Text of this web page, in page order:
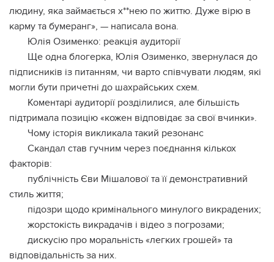
людину, яка займається х**нею по життю. Дуже вірю в
карму та бумеранг», — написала вона.
Юлія Озименко: реакція аудиторії
Ще одна блогерка, Юлія Озименко, звернулася до
підписників із питанням, чи варто співчувати людям, які
могли бути причетні до шахрайських схем.
Коментарі аудиторії розділилися, але більшість
підтримала позицію «кожен відповідає за свої вчинки».
Чому історія викликала такий резонанс
Скандал став гучним через поєднання кількох
факторів:
публічність Єви Мішалової та її демонстративний
стиль життя;
підозри щодо кримінального минулого викрадених;
жорстокість викрадачів і відео з погрозами;
дискусію про моральність «легких грошей» та
відповідальність за них.